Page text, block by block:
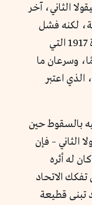
الثاني، آخر
لكنه فشل
فشلًا ذريعًا كقائد. وكانت النتيجة ثورة 1917 التي
وسرعان ما
اعتبر
بالسقوط حين
– فإن
له أثره
الاتحاد
تبنى قطيعة